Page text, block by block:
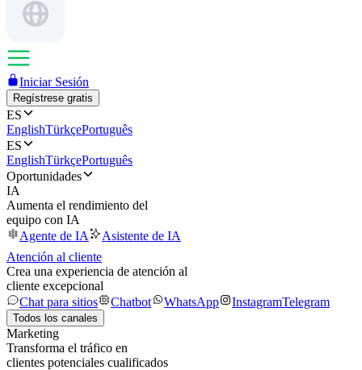
Iniciar Sesión
Regístrese gratis
ES
EnglishTürkçePortuguês
ES
EnglishTürkçePortuguês
Oportunidades
IA
Aumenta el rendimiento del
equipo con IA
Agente de IA
Asistente de IA
Atención al cliente
Crea una experiencia de atención al
cliente excepcional
Chat para sitios
Chatbot WhatsApp InstagramTelegram
Todos los canales
Marketing
Transforma el tráfico en
clientes potenciales cualificados